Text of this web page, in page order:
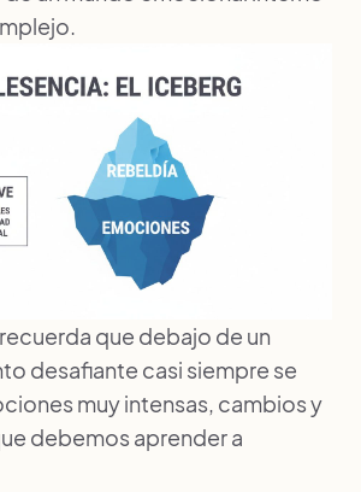
que debajo de un
desafiante casi siempre se
muy intensas, cambios y
debemos aprender a